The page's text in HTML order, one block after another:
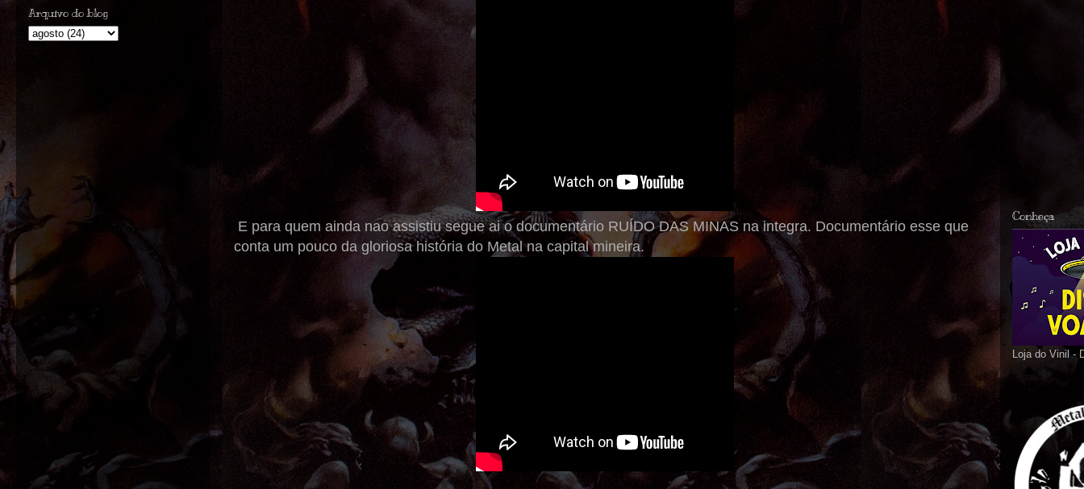
E para quem ainda nao assistiu segue ai o documentário RUÍDO DAS MINAS na integra. Documentário esse que
conta um pouco da gloriosa história do Metal na capital mineira.
Arquivo do blog
Conheça
Loja do Vinil -